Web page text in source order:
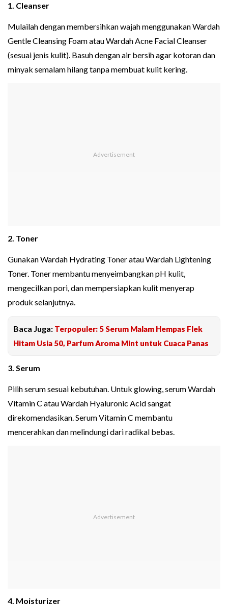
1. Cleanser
Mulailah dengan membersihkan wajah menggunakan Wardah
Gentle Cleansing Foam atau Wardah Acne Facial Cleanser
(sesuai jenis kulit). Basuh dengan air bersih agar kotoran dan
minyak semalam hilang tanpa membuat kulit kering.
2. Toner
Gunakan Wardah Hydrating Toner atau Wardah Lightening
Toner. Toner membantu menyeimbangkan pH kulit,
mengecilkan pori, dan mempersiapkan kulit menyerap
produk selanjutnya.
Baca Juga: Terpopuler: 5 Serum Malam Hempas Flek
Hitam Usia 50, Parfum Aroma Mint untuk Cuaca Panas
3. Serum
Pilih serum sesuai kebutuhan. Untuk glowing, serum Wardah
Vitamin C atau Wardah Hyaluronic Acid sangat
direkomendasikan. Serum Vitamin C membantu
mencerahkan dan melindungi dari radikal bebas.
4. Moisturizer